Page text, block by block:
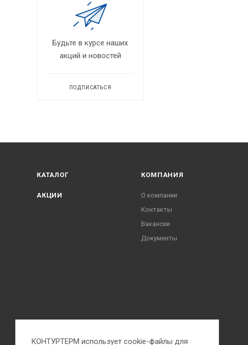
Будьте в курсе наших
акций и новостей
ПОДПИСАТЬСЯ
КАТАЛОГ
АКЦИИ
КОМПАНИЯ
О компании
Контакты
Вакансии
Документы
КОНТУРТЕРМ использует cookie-файлы для